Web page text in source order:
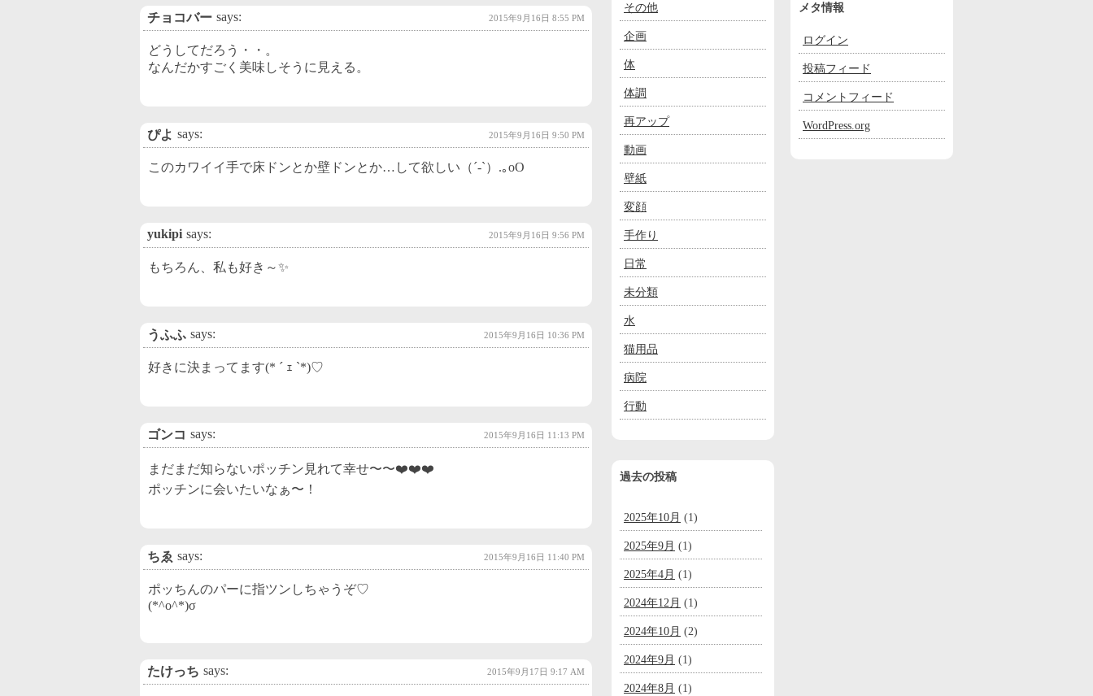
チョコバー says: 2015年9月16日 8:55 PM
どうしてだろう・・。
なんだかすごく美味しそうに見える。
ぴよ says: 2015年9月16日 9:50 PM
このカワイイ手で床ドンとか壁ドンとか…して欲しい（´-`）.｡oO
yukipi says: 2015年9月16日 9:56 PM
もちろん、私も好き～✨
うふふ says: 2015年9月16日 10:36 PM
好きに決まってます(* ´ ｪ `*)♡
ゴンコ says: 2015年9月16日 11:13 PM
まだまだ知らないポッチン見れて幸せ〜〜❤️❤️❤️
ポッチンに会いたいなぁ〜！
ちゑ says: 2015年9月16日 11:40 PM
ポッちんのパーに指ツンしちゃうぞ♡
(*^o^*)σ
たけっち says: 2015年9月17日 9:17 AM
その他
企画
体
体調
再アップ
動画
壁紙
変顔
手作り
日常
未分類
水
猫用品
病院
行動
過去の投稿
2025年10月 (1)
2025年9月 (1)
2025年4月 (1)
2024年12月 (1)
2024年10月 (2)
2024年9月 (1)
2024年8月 (1)
メタ情報
ログイン
投稿フィード
コメントフィード
WordPress.org